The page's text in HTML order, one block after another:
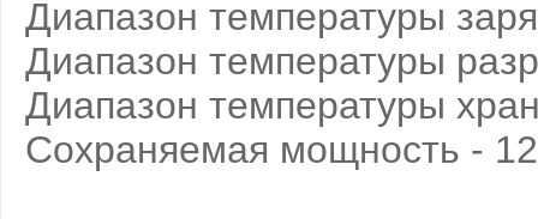
Диапазон температуры
Диапазон температуры
Диапазон температуры
Сохраняемая мощность -